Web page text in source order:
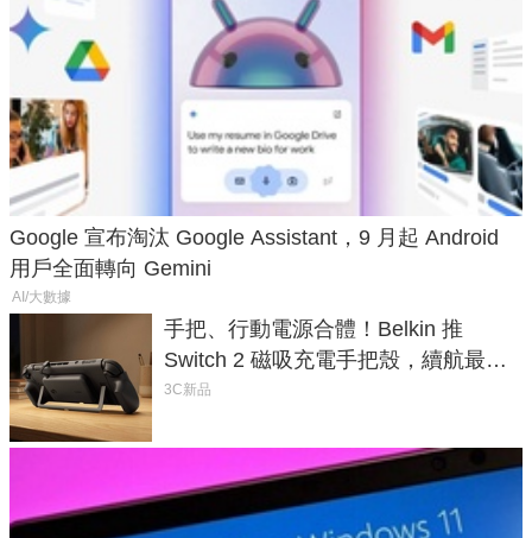
Google 宣布淘汰 Google Assistant，9 月起 Android
用戶全面轉向 Gemini
AI/大數據
手把、行動電源合體！Belkin 推
Switch 2 磁吸充電手把殼，續航最高
延長 1.5 倍
3C新品